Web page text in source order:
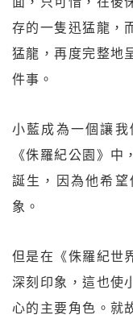
存的一隻迅猛龍，
猛龍，再度完整地
件事。
小藍成為一個讓
《侏羅紀公園》
誕生，因為他希
象。
但是在《侏羅紀世
深刻印象，這也使
心的主要角色。就